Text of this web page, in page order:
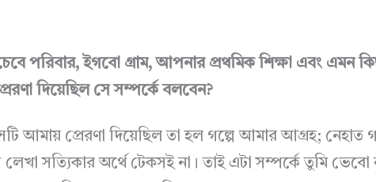
পরিবার, ইগবো গ্রাম, আপনার প্রথমিক শিক্ষা এবং এমন
দিয়েছিল সে সম্পর্কে বলবেন?
আমায় প্রেরণা দিয়েছিল তা হল গল্পে আমার আগ্রহ; নেহাত
লেখা সত্যিকার অর্থে টেকসই না। তাই এটা সম্পর্কে তুমি ভেবো